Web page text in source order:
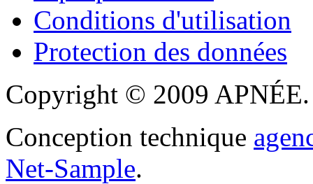
Conditions d'utilisation
Protection des données
Copyright © 2009 APNÉE.
Conception technique
Net-Sample.